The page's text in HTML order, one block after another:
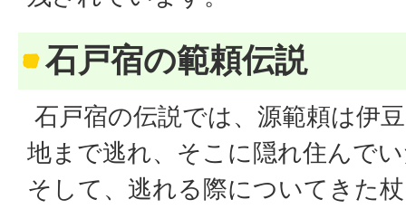
石戸宿の範頼伝説
石戸宿の伝説では、源範頼は伊
地まで逃れ、そこに隠れ住んで
そして、逃れる際についてきた